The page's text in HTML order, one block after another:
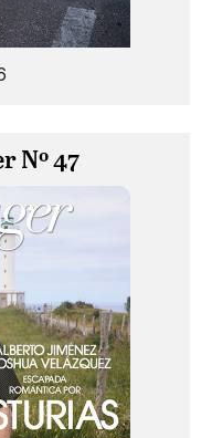
Nº 47